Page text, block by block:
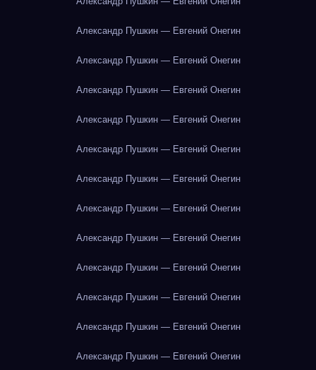
Александр Пушкин — Евгений Онегин
Александр Пушкин — Евгений Онегин
Александр Пушкин — Евгений Онегин
Александр Пушкин — Евгений Онегин
Александр Пушкин — Евгений Онегин
Александр Пушкин — Евгений Онегин
Александр Пушкин — Евгений Онегин
Александр Пушкин — Евгений Онегин
Александр Пушкин — Евгений Онегин
Александр Пушкин — Евгений Онегин
Александр Пушкин — Евгений Онегин
Александр Пушкин — Евгений Онегин